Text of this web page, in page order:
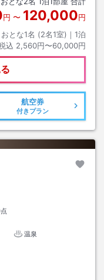
円 〜 120,000円
おとな1名 (2名1室)｜ 1泊
込 2,560円〜60,000円
航空券
付きプラン
温泉